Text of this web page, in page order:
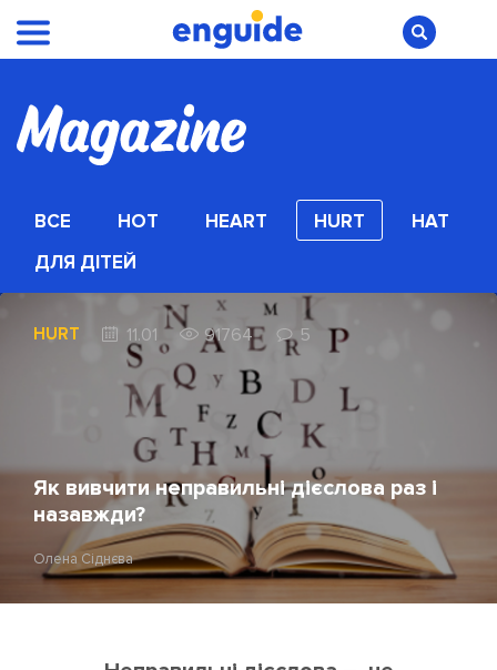
ВСЕ HOT HEART HURT
HAT
ДЛЯ ДІТЕЙ
HURT 11.01 91764 5
Як вивчити неправильні дієслова раз і
назавжди?
Олена Сіднєва